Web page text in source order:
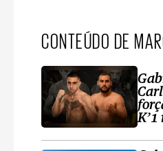
CONTEÚDO DE
K’1